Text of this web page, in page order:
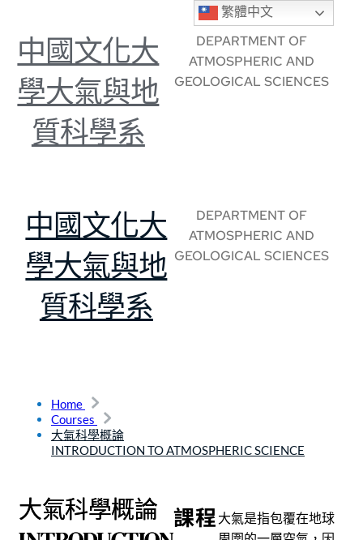
繁體中文
中國文化大
學大氣與地
質科學系
DEPARTMENT OF
ATMOSPHERIC AND
GEOLOGICAL SCIENCES
中國文化大
學大氣與地
質科學系
DEPARTMENT OF
ATMOSPHERIC AND
GEOLOGICAL SCIENCES
Home
Courses
大氣科學概論
INTRODUCTION TO ATMOSPHERIC SCIENCE
大氣科學概論 課程大氣是指包覆在地球